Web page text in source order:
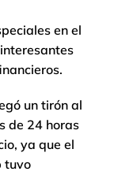
en el
un tirón al
de 24 horas
ya que el
tuvo